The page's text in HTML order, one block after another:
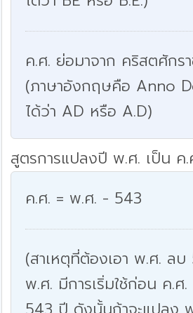
ค.ศ. ย่อมาจาก คริสตศักร
(ภาษาอังกฤษคือ Anno
ได้ว่า AD หรือ A.D)
สูตรการแปลงปี พ.ศ. เป็น ค.
ค.ศ. = พ.ศ. - 543
(สาเหตุที่ต้องเอา พ.ศ. ลบ
พ.ศ. มีการเริ่มใช้ก่อน ค.ศ.